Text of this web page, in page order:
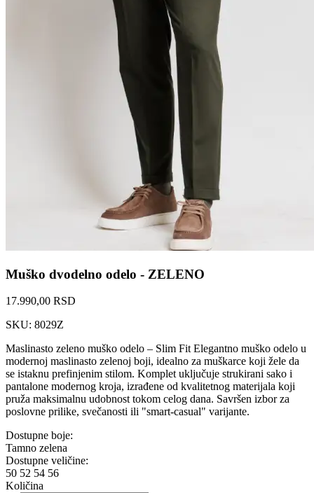
Muško dvodelno odelo - ZELENO
17.990,00 RSD
SKU: 8029Z
Maslinasto zeleno muško odelo – Slim Fit Elegantno muško odelo u
modernoj maslinasto zelenoj boji, idealno za muškarce koji žele da
se istaknu prefinjenim stilom. Komplet uključuje strukirani sako i
pantalone modernog kroja, izrađene od kvalitetnog materijala koji
pruža maksimalnu udobnost tokom celog dana. Savršen izbor za
poslovne prilike, svečanosti ili "smart-casual" varijante.
Dostupne boje:
Tamno zelena
Dostupne veličine:
50 52 54 56
Količina